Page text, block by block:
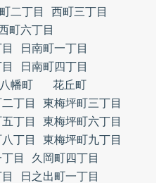
二丁目
西町三丁目
町六丁目
日南町一丁目
日南町四丁目
八幡町
花丘町
丁目
東梅坪町三丁目
丁目
東梅坪町六丁目
丁目
東梅坪町九丁目
目
久岡町四丁目
日之出町一丁目